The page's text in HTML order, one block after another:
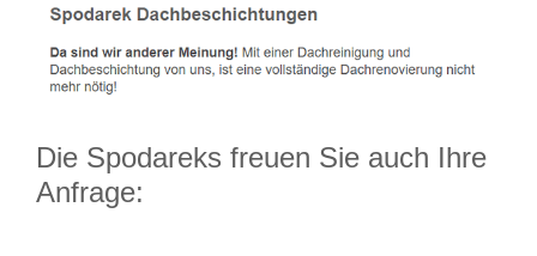
Die Spodareks freuen Sie auch Ihre
Anfrage: